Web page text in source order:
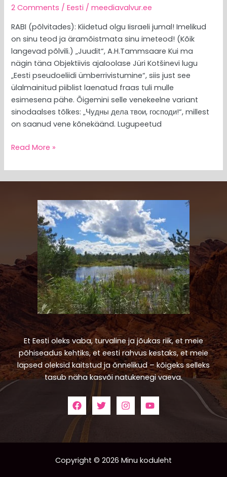
2 Comments /Eesti /meediavalvur.ee
RABI (põlvitades): Kiidetud olgu Iisraeli jumal! Imelikud
on sinu teod ja äramõistmata sinu imeteod! (Kõik
langevad põlvili.) „Juudit“, A.H.Tammsaare Kui ma
nägin täna Objektiivis ajaloolase Jüri Kotšinevi lugu
„Eesti pseudoeliidi ümberrivistumine“, siis just see
ülalmainitud piiblist laenatud fraas tuli mulle
esimesena pähe. Õigemini selle venekeelne variant
sinodaalses tõlkes: „Чудны дела твои, господи!“, millest
on saanud vene kõnekäänd. Lugupeetud
Read More »
Et Eesti oleks vaba, turvaline ja jõukas riik, et meie
põhiseadus kehtiks, et eesti rahvus kestaks, et meie
lapsed oleksid kaitstud ja õnnelikud – kõigeks selleks
tasub näha kasvõi natukenegi vaeva.
Copyright © 2026 Minu koduleht